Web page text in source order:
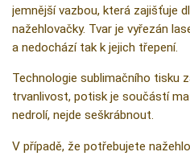
jemnější vazbou, která zajišťuje
nažehlovačky. Tvar je vyřezán
a nedochází tak k jejich třepení.
Technologie sublimačního tisku
trvanlivost, potisk je součástí
nedrolí, nejde seškrábnout.
V případě, že potřebujete